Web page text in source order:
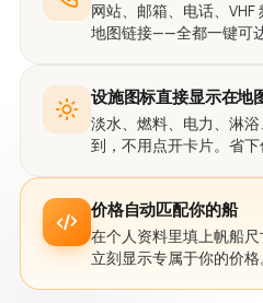
网站、邮箱、电话、
地图链接——全都一键可达
设施图标直接显示在地
淡水、燃料、电力、淋
到，不用点开卡片。省下
价格自动匹配你的船
在个人资料里填上帆船
立刻显示专属于你的价格